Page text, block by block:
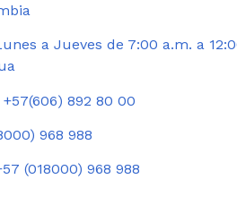
a Jueves de 7:00 a.m. a
+57(606) 892 80 00
968 988
(018000) 968 988